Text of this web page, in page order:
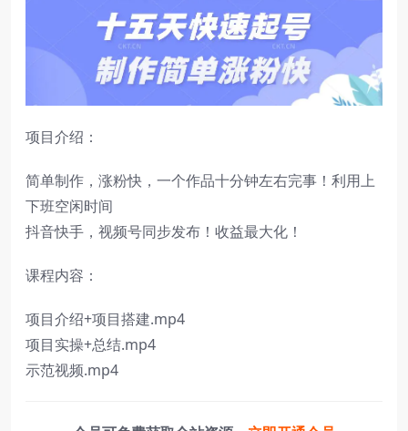
项目介绍：
简单制作，涨粉快，一个作品十分钟左右完事！利用上
下班空闲时间
抖音快手，视频号同步发布！收益最大化！
课程内容：
项目介绍+项目搭建.mp4
项目实操+总结.mp4
示范视频.mp4